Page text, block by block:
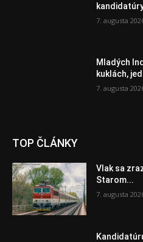
7. augusta
Mladých
kuklách,
7. augusta
TOP ČLÁNKY
Vlak sa
Starom...
7. augusta